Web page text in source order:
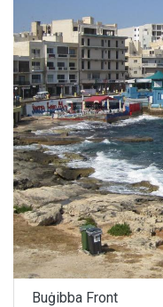
Buġibba Front